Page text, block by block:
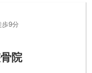
歩9分
院